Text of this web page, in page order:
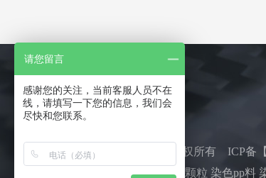
青岛中新华美塑料有限公司：版权所有 ICP备【
主营：染色塑料颗粒 免喷涂塑料颗粒 染色pp料
请您留言
感谢您的关注，当前客服人员不在
线，请填写一下您的信息，我们会
尽快和您联系。